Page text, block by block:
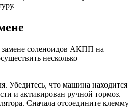
соленоидов АКПП на
несколько
Убедитесь, что машина находится
и активирован ручной тормоз.
Сначала отсоедините клемму